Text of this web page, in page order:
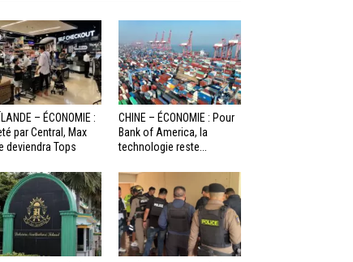
– ÉCONOMIE :
par Central, Max
deviendra Tops
CHINE – ÉCONOMIE : Pour
Bank of America, la
technologie reste...